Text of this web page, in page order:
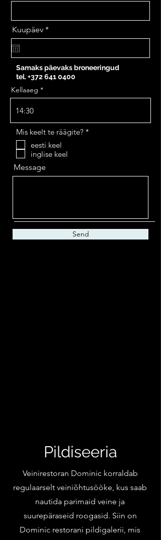
Kuupäev *r
e
i
r
e
Samaks päevaks broneeringud
tel.+372 641 0400
Kellaaeg
14:30
Mis keelt te räägite? *
e
eesti keel
inglise keel
Message
Send
Pildiseeria
Veinirestoran Dominic korraldab
regulaarselt veiniõhtusööke, kus saab
nautida parimaid veine ja
suurepäraseid roogasid. Siin on
Dominic restorani pildigalerii, mis